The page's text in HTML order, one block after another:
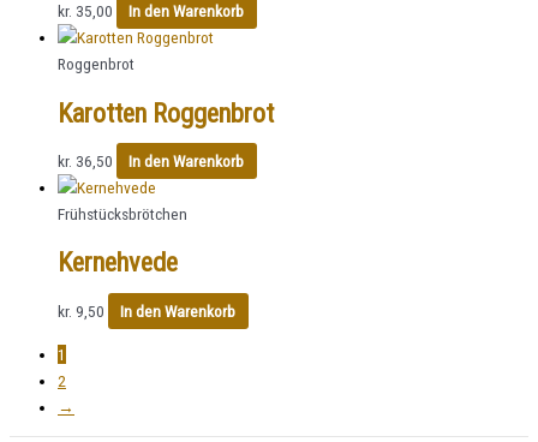
kr. 35,00 In den Warenkorb
Roggenbrot
Karotten Roggenbrot
kr. 36,50 In den Warenkorb
Frühstücksbrötchen
Kernehvede
kr. 9,50 In den Warenkorb
1
2
→